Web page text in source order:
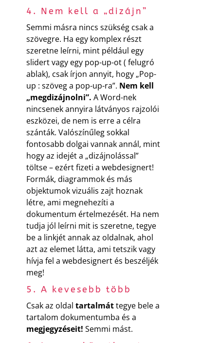
4. Nem kell a „dizájn”
Semmi másra nincs szükség csak a
szövegre. Ha egy komplex részt
szeretne leírni, mint például egy
slidert vagy egy pop-up-ot ( felugró
ablak), csak írjon annyit, hogy „Pop-
up : szöveg a pop-up-ra”. Nem kell
„megdizájnolni”. A Word-nek
nincsenek annyira látványos rajzolói
eszközei, de nem is erre a célra
szánták. Valószínűleg sokkal
fontosabb dolgai vannak annál, mint
hogy az idejét a „dizájnolással”
töltse – ezért fizeti a webdesignert!
Formák, diagrammok és más
objektumok vizuális zajt hoznak
létre, ami megnehezíti a
dokumentum értelmezését. Ha nem
tudja jól leírni mit is szeretne, tegye
be a linkjét annak az oldalnak, ahol
azt az elemet látta, ami tetszik vagy
hívja fel a webdesignert és beszéljék
meg!
5. A kevesebb több
Csak az oldal tartalmáttegye bele a
tartalom dokumentumba és a
megjegyzéseit! Semmi mást.